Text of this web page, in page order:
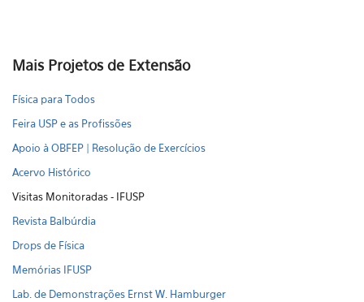
Mais Projetos de Extensão
Física para Todos
Feira USP e as Profissões
Apoio à OBFEP | Resolução de Exercícios
Acervo Histórico
Visitas Monitoradas - IFUSP
Revista Balbúrdia
Drops de Física
Memórias IFUSP
Lab. de Demonstrações Ernst W. Hamburger